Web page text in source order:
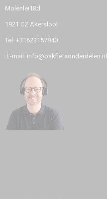
Molenlei18d
1921 CZ Akersloot
Tel: +31623157840
E-mail: info@bakfietsonderdelen.nl